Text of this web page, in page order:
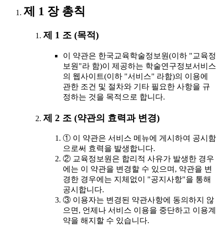
제 1 장 총칙
제 1 조 (목적)
이 약관은 한국교육학술정보원(이하 "교육정
보원"라 함)이 제공하는 학술연구정보서비스
의 웹사이트(이하 "서비스" 라함)의 이용에
관한 조건 및 절차와 기타 필요한 사항을 규
정하는 것을 목적으로 합니다.
제 2 조 (약관의 효력과 변경)
① 이 약관은 서비스 메뉴에 게시하여 공시함
으로써 효력을 발생합니다.
② 교육정보원은 합리적 사유가 발생한 경우
에는 이 약관을 변경할 수 있으며, 약관을 변
경한 경우에는 지체없이 "공지사항"을 통해
공시합니다.
③ 이용자는 변경된 약관사항에 동의하지 않
으면, 언제나 서비스 이용을 중단하고 이용계
약을 해지할 수 있습니다.